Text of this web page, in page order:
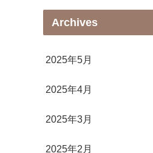
Archives
2025年5月
2025年4月
2025年3月
2025年2月